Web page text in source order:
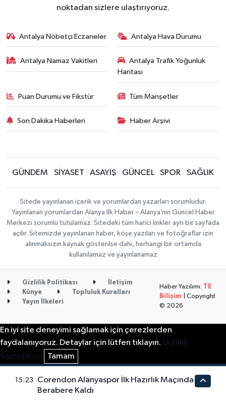
noktadan sizlere ulaştırıyoruz.
Antalya Nöbetçi Eczaneler Antalya Hava Durumu
Antalya Namaz Vakitleri
Antalya Trafik Yoğunluk
Haritası
Puan Durumu ve Fikstür Tüm Manşetler
Son Dakika Haberleri Haber Arşivi
GÜNDEM SİYASET ASAYİŞ GÜNCEL SPOR SAĞLIK
Sitede yayınlanan içerik ve yorumlardan yazarları sorumludur.
Yayınlanan yorumlardan Alanya İlk Haber – Alanya’nın Güncel Haber
Merkezi sorumlu tutulamaz. Sitedeki tüm harici linkler ayrı bir sayfada
açılır. Sitemizde yayınlanan haber, köşe yazıları ve fotoğraflar izin
alınmaksızın kaynak gösterilse dahi, herhangi bir ortamda
kullanılamaz ve yayınlanamaz
Gizlilik Politikası
İletişim
Künye
Topluluk Kuralları
Yayın İlkeleri
Haber Yazılımı: TE
Bilişim | Copyright
© 2026
En iyi site deneyimi sağlamak için çerezlerden
faydalanıyoruz. Detaylar için lütfen tıklayın. Gizlilik
Sözleşmesi
Tamam
15:23
Corendon Alanyaspor İlk Hazırlık Maçında
Berabere Kaldı